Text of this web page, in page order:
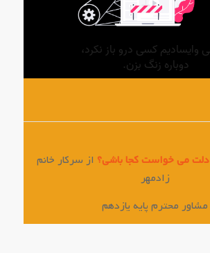
دلت می خواست کجا باشی؟ از سرکار خانم
زادمهر
مشاور محترم پایه یازدهم